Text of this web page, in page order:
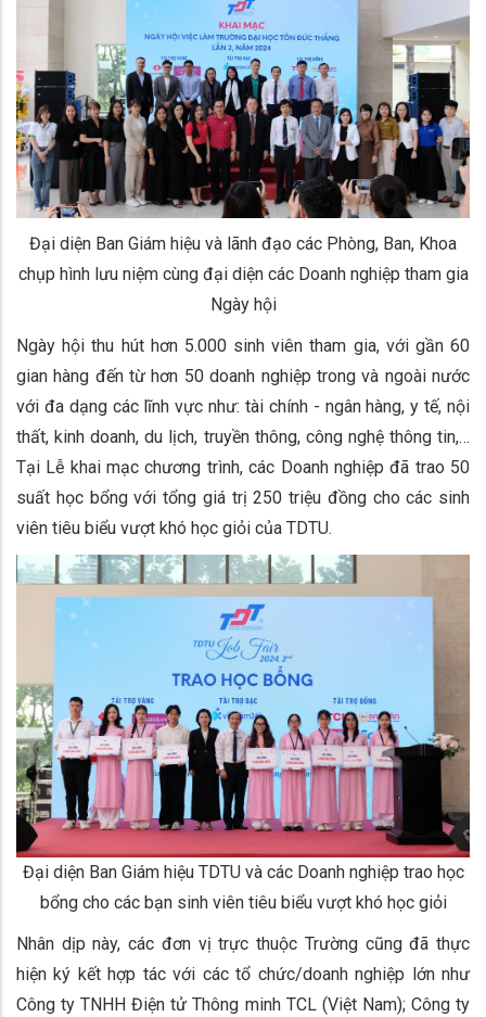
Đại diện Ban Giám hiệu và lãnh đạo các Phòng, Ban, Khoa
chụp hình lưu niệm cùng đại diện các Doanh nghiệp tham gia
Ngày hội
Ngày hội thu hút hơn 5.000 sinh viên tham gia, với gần 60
gian hàng đến từ hơn 50 doanh nghiệp trong và ngoài nước
với đa dạng các lĩnh vực như: tài chính - ngân hàng, y tế, nội
thất, kinh doanh, du lịch, truyền thông, công nghệ thông tin,…
Tại Lễ khai mạc chương trình, các Doanh nghiệp đã trao 50
suất học bổng với tổng giá trị 250 triệu đồng cho các sinh
viên tiêu biểu vượt khó học giỏi của TDTU.
Đại diện Ban Giám hiệu TDTU và các Doanh nghiệp trao học
bổng cho các bạn sinh viên tiêu biểu vượt khó học giỏi
Nhân dịp này, các đơn vị trực thuộc Trường cũng đã thực
hiện ký kết hợp tác với các tổ chức/doanh nghiệp lớn như
Công ty TNHH Điện tử Thông minh TCL (Việt Nam); Công ty